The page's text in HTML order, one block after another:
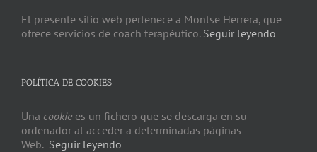
El presente sitio web pertenece a Montse Herrera, que
ofrece servicios de coach terapéutico. Seguir leyendo
POLÍTICA DE COOKIES
Una cookie es un fichero que se descarga en su
ordenador al acceder a determinadas páginas
Web. Seguir leyendo